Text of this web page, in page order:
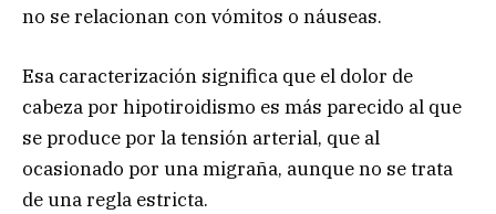
no se relacionan con vómitos o náuseas.
Esa caracterización significa que el dolor de
cabeza por hipotiroidismo es más parecido al que
se produce por la tensión arterial, que al
ocasionado por una migraña, aunque no se trata
de una regla estricta.